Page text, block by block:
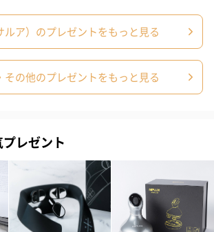
産祝いなど、様々なシーンのメッセージカ
封筒のデザインは一部変更する場合がありま
ルア）のプレゼントをもっと見る
その他のプレゼントをもっと見る
レゼント